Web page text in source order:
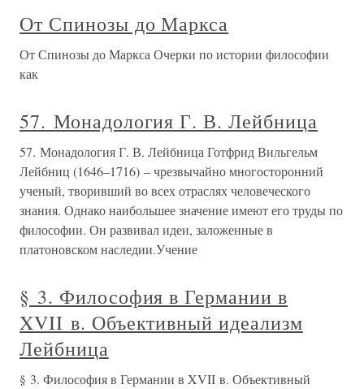
От Спинозы до Маркса
От Спинозы до Маркса Очерки по истории философии
как
57. Монадология Г. В. Лейбница
57. Монадология Г. В. Лейбница Готфрид Вильгельм
Лейбниц (1646–1716) – чрезвычайно многосторонний
ученый, творивший во всех отраслях человеческого
знания. Однако наибольшее значение имеют его труды по
философии. Он развивал идеи, заложенные в
платоновском наследии.Учение
§ 3. Философия в Германии в
XVII в. Объективный идеализм
Лейбница
§ 3. Философия в Германии в XVII в. Объективный